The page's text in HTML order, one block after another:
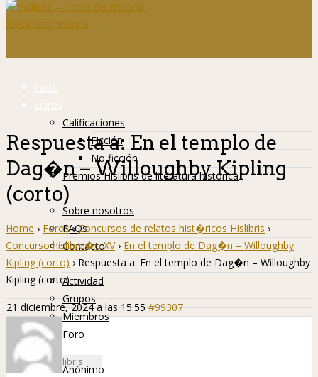
Inicio
Libros
Calificaciones
Ficción
No ficción
Premios Hislibris de literatura histórica
Info
Sobre nosotros
FAQs
Contacto
Hislibreños
Actividad
Grupos
Miembros
Foro
Respuesta a: En el templo de
Dag�n – Willoughby Kipling
(corto)
Home › Foros › Concursos de relatos hist�ricos Hislibris ›
Concurso hislibre�o XV › En el templo de Dag�n – Willoughby
Kipling (corto) › Respuesta a: En el templo de Dag�n – Willoughby
Kipling (corto)
21 diciembre, 2024 a las 15:55 #99307
Anónimo